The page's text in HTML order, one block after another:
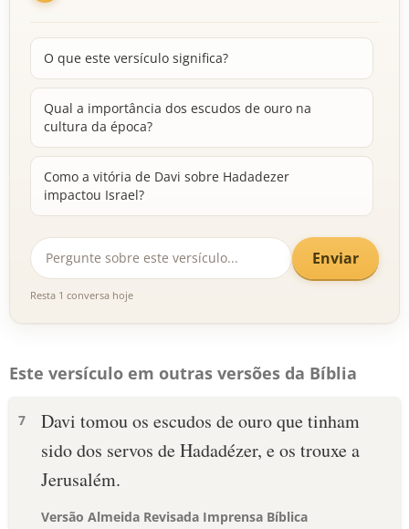
O que este versículo significa?
Qual a importância dos escudos de ouro na
cultura da época?
Como a vitória de Davi sobre Hadadezer
impactou Israel?
Enviar
Resta 1 conversa hoje
Este versículo em outras versões da Bíblia
7
Davi tomou os escudos de ouro que tinham
sido dos servos de Hadadézer, e os trouxe a
Jerusalém.
Versão Almeida Revisada Imprensa Bíblica